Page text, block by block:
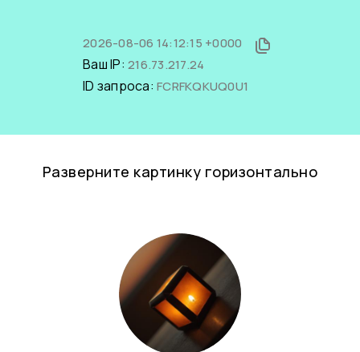
2026-08-06 14:12:15 +0000
Ваш IP: 216.73.217.24
ID запроса: FCRFKQKUQ0U1
Разверните картинку горизонтально